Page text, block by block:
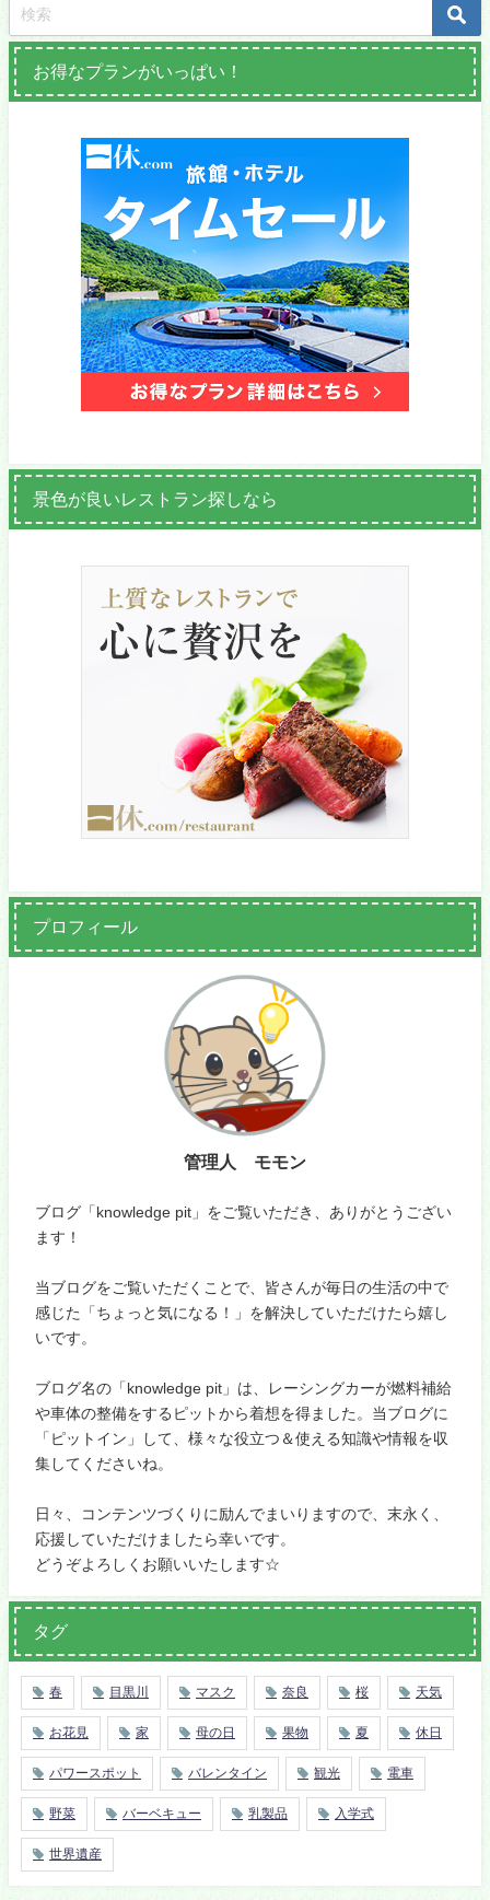
お得なプランがいっぱい！
景色が良いレストラン探しなら
プロフィール
管理人 モモン
ブログ「knowledge pit」をご覧いただき、ありがとうござい
ます！
当ブログをご覧いただくことで、皆さんが毎日の生活の中で
感じた「ちょっと気になる！」を解決していただけたら嬉し
いです。
ブログ名の「knowledge pit」は、レーシングカーが燃料補給
や車体の整備をするピットから着想を得ました。当ブログに
「ピットイン」して、様々な役立つ＆使える知識や情報を収
集してくださいね。
日々、コンテンツづくりに励んでまいりますので、末永く、
応援していただけましたら幸いです。
どうぞよろしくお願いいたします☆
タグ
春 目黒川 マスク 奈良 桜 天気
お花見 家 母の日 果物 夏 休日
パワースポット バレンタイン 観光 電車
野菜 バーベキュー 乳製品 入学式
世界遺産